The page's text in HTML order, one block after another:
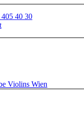
40 30